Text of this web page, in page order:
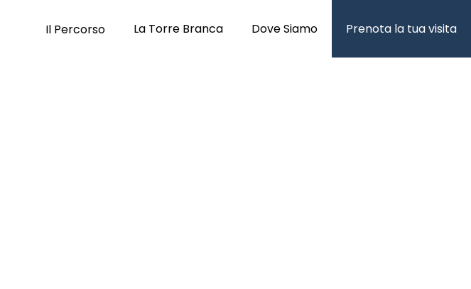
Il Percorso La Torre Branca Dove Siamo Prenota la tua visita